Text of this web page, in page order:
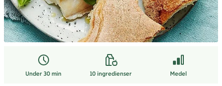
Under 30 min 10ingredienser Medel